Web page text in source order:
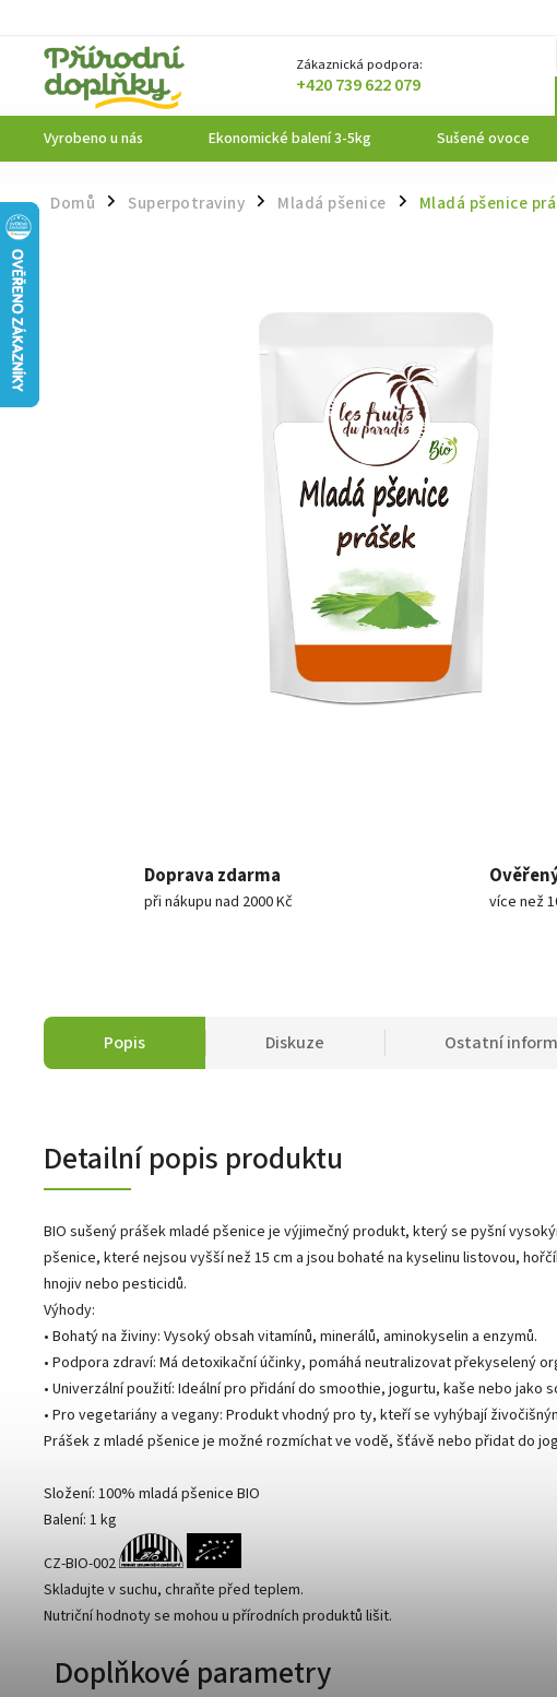
Zákaznická podpora:
+420 739 622 079
Vyrobeno u nás Ekonomické balení 3-5kg Sušené ovoce
Domů / Superpotraviny / Mladá pšenice / Mladá pšenice
Doprava zdarma
při nákupu nad 2000 Kč více než
Popis Diskuze Ostatní
Detailní popis produktu
BIO sušený prášek mladé pšenice je výjimečný produkt, který se pyšní
pšenice, které nejsou vyšší než 15 cm a jsou bohaté na kyselinu listovou,
hnojiv nebo pesticidů.
Výhody:
• Bohatý na živiny: Vysoký obsah vitamínů, minerálů, aminokyselin a enzymů.
• Podpora zdraví: Má detoxikační účinky, pomáhá neutralizovat překyselený
• Univerzální použití: Ideální pro přidání do smoothie, jogurtu, kaše nebo jako
• Pro vegetariány a vegany: Produkt vhodný pro ty, kteří se vyhýbají
Prášek z mladé pšenice je možné rozmíchat ve vodě, šťávě nebo přidat do
Složení: 100% mladá pšenice BIO
Balení: 1 kg
CZ-BIO-002
Skladujte v suchu, chraňte před teplem.
Nutriční hodnoty se mohou u přírodních produktů lišit.
Doplňkové parametry